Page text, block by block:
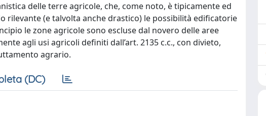
delle terre agricole, che, come noto, è tipicamente ed
rilevante (e talvolta anche drastico) le possibilità edificatorie
le zone agricole sono escluse dal novero delle aree
agli usi agricoli definiti dall’art. 2135 c.c., con divieto,
agrario.
(DC)